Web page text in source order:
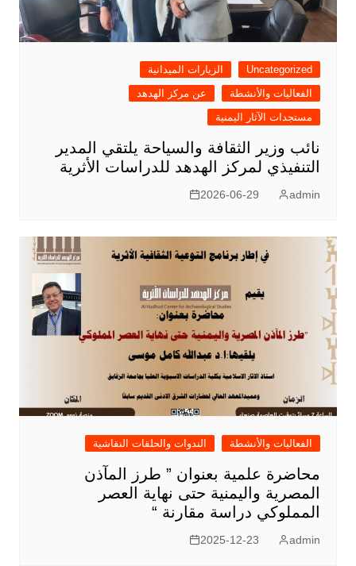
ا
ل
ت
Uncategorized
الزيارات الميدانية
الفعاليات والأنشطة
عن مركز الهدهد
مستجدات الآثار اليمنية
نائب وزير الثقافة والسياحة يلتقي المدير
التنفيذي لمركز الهدهد للدراسات الأثرية
admin
2026-06-29
الفعاليات والأنشطة الندوات والحلقات النقاشية
محاضرة علمية بعنوان ” طرز المآذن
المصرية واليمنية حتى نهاية العصر
المملوكي دراسة مقارنة “
admin
2025-12-23